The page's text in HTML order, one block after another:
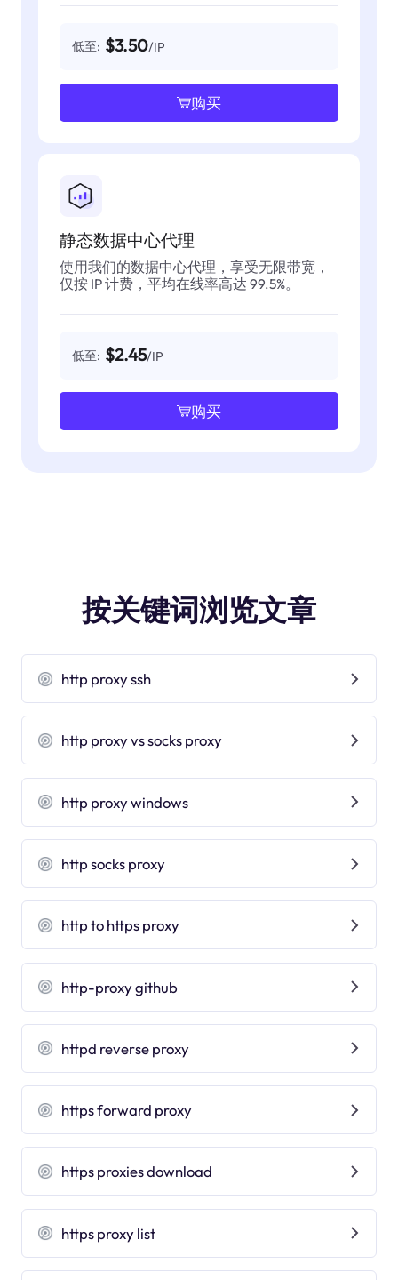
低至: $3.50/IP
购买
静态数据中心代理
使用我们的数据中心代理，享受无限带宽，
仅按 IP 计费，平均在线率高达 99.5%。
低至: $2.45/IP
购买
按关键词浏览文章
http proxy ssh
http proxy vs socks proxy
http proxy windows
http socks proxy
http to https proxy
http-proxy github
httpd reverse proxy
https forward proxy
https proxies download
https proxy list